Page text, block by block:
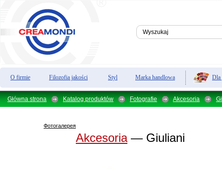
O firmie Filozofia jakości Styl Marka handlowa Dla
Główna strona Katalog produktów Fotografie Akcesoria
Фотогалерея
Akcesoria— Giuliani